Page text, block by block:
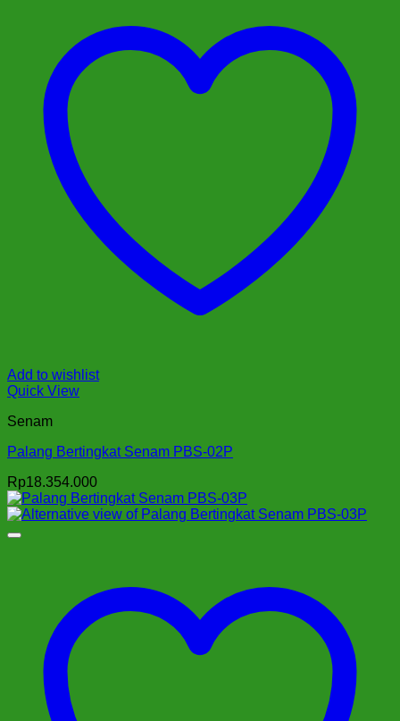
Add to wishlist
Quick View
Senam
Palang Bertingkat Senam PBS-02P
Rp18.354.000